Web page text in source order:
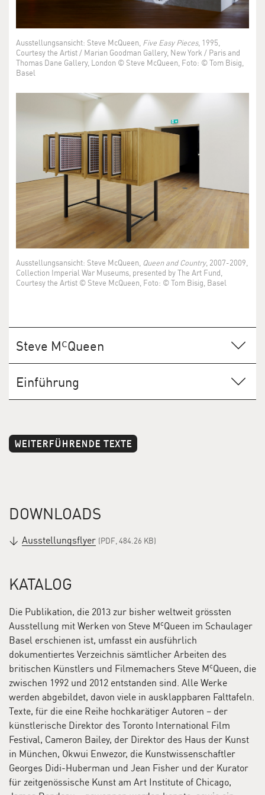
Ausstellungsansicht: Steve McQueen, Five Easy Pieces, 1995,
Courtesy the Artist / Marian Goodman Gallery, New York / Paris and
Thomas Dane Gallery, London © Steve McQueen, Foto: © Tom Bisig,
Basel
Ausstellungsansicht: Steve McQueen, Queen and Country, 2007-2009,
Collection Imperial War Museums, presented by The Art Fund,
Courtesy the Artist © Steve McQueen, Foto: © Tom Bisig, Basel
Steve McQueen
Steve M Queen ist 1969 in London geboren, er lebt und
arbeitet in Amsterdam und London. Von 1989 bis 1990
studierte Steve M Queen am Chelsea College of Art and
Design in London und von 1990 bis 1993 am Goldsmiths
College, London. Von 1993 bis 1994 setzte er sein
Einführung
definierten Werks des mitten in seiner Karriere
stehenden britischen Künstlers Steve M
die Unerschrockenheit des Künstlers, neue Richtungen
einzuschlagen. Das zeigt sich erneut auch in den
Werken, die eigens für die Ausstellung entstanden sind.
Steve McQueen,
WEITERFÜHRENDE TEXTE
DOWNLOADS
Ausstellungsflyer (PDF, 484.26 KB)
KATALOG
Die Publikation, die 2013 zur bisher weltweit grössten
Ausstellung mit Werken von Steve McQueen im Schaulager
Basel erschienen ist, umfasst ein ausführlich
dokumentiertes Verzeichnis sämtlicher Arbeiten des
britischen Künstlers und Filmemachers Steve McQueen, die
zwischen 1992 und 2012 entstanden sind. Alle Werke
werden abgebildet, davon viele in ausklappbaren Falttafeln.
Texte, für die eine Reihe hochkarätiger Autoren – der
künstlerische Direktor des Toronto International Film
Festival, Cameron Bailey, der Direktor des Haus der Kunst
in München, Okwui Enwezor, die Kunstwissenschaftler
Georges Didi-Huberman und Jean Fisher und der Kurator
für zeitgenössische Kunst am Art Institute of Chicago,